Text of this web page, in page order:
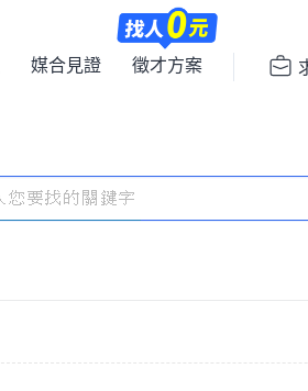
媒合見證 徵才方案